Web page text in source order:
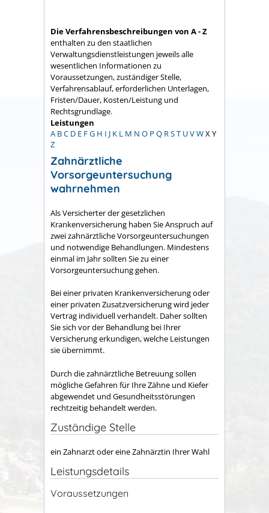
Die Verfahrensbeschreibungen von A - Z
enthalten zu den staatlichen
Verwaltungsdienstleistungen jeweils alle
wesentlichen Informationen zu
Voraussetzungen, zuständiger Stelle,
Verfahrensablauf, erforderlichen Unterlagen,
Fristen/Dauer, Kosten/Leistung und
Rechtsgrundlage.
Leistungen
A BC D E FG H I J K L M N O P Q RST UVWX Y
Z
Zahnärztliche
Vorsorgeuntersuchung
wahrnehmen
Als Versicherter der gesetzlichen
Krankenversicherung haben Sie Anspruch auf
zwei zahnärztliche Vorsorgeuntersuchungen
und notwendige Behandlungen. Mindestens
einmal im Jahr sollten Sie zu einer
Vorsorgeuntersuchung gehen.
Bei einer privaten Krankenversicherung oder
einer privaten Zusatzversicherung wird jeder
Vertrag individuell verhandelt. Daher sollten
Sie sich vor der Behandlung bei Ihrer
Versicherung erkundigen, welche Leistungen
sie übernimmt.
Durch die zahnärztliche Betreuung sollen
mögliche Gefahren für Ihre Zähne und Kiefer
abgewendet und Gesundheitsstörungen
rechtzeitig behandelt werden.
Zuständige Stelle
ein Zahnarzt oder eine Zahnärztin Ihrer Wahl
Leistungsdetails
Voraussetzungen